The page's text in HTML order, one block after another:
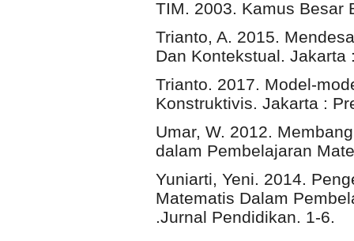
TIM. 2003. Kamus Besar
Trianto, A. 2015.
Dan Kontekstual. Jakarta
Trianto. 2017. Model-
Konstruktivis. Jakarta :
Umar, W. 2012.
dalam Pembelajaran
Yuniarti, Yeni. 2014.
Matematis Dalam
.Jurnal Pendidikan. 1-6.